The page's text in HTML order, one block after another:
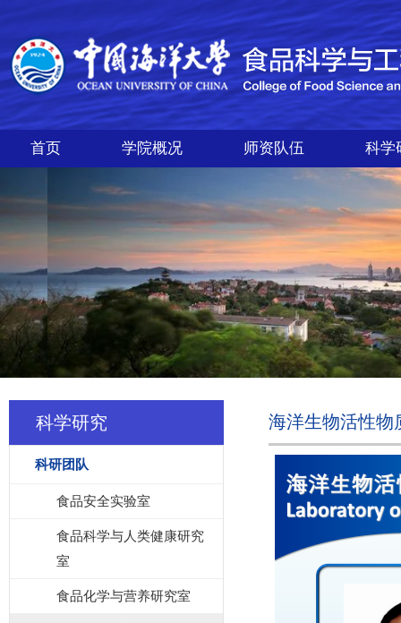
首页 学院概况 师资队伍 科学
科学研究
科研团队
食品安全实验室
食品科学与人类健康研究
室
食品化学与营养研究室
海洋生物活性物